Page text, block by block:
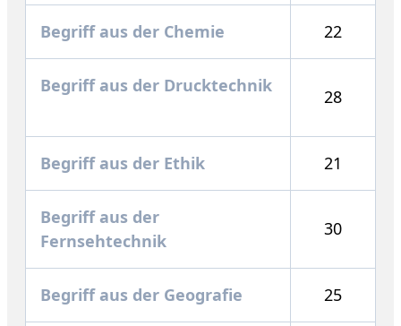
Begriff aus der Chemie 22
Begriff aus der Drucktechnik
28
Begriff aus der Ethik 21
Begriff aus der
Fernsehtechnik
30
Begriff aus der Geografie 25